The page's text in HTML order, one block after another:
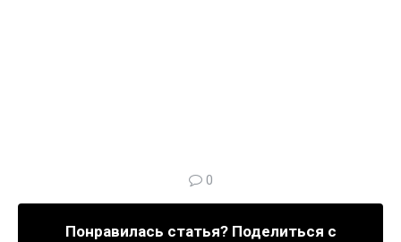
0
Понравилась статья? Поделиться с